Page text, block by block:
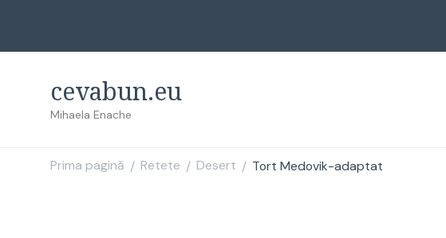
cevabun.eu
Mihaela Enache
Prima pagină / Retete / Desert / Tort Medovik-adaptat